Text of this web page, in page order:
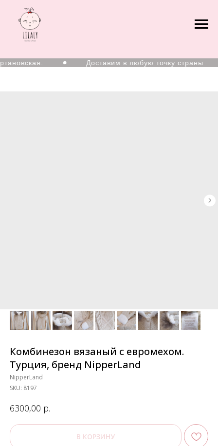
Доставим в любую точку страны
Комбинезон вязаный с евромехом.
Турция, бренд NipperLand
NipperLand
SKU: 8197
6300,00 р.
В КОРЗИНУ